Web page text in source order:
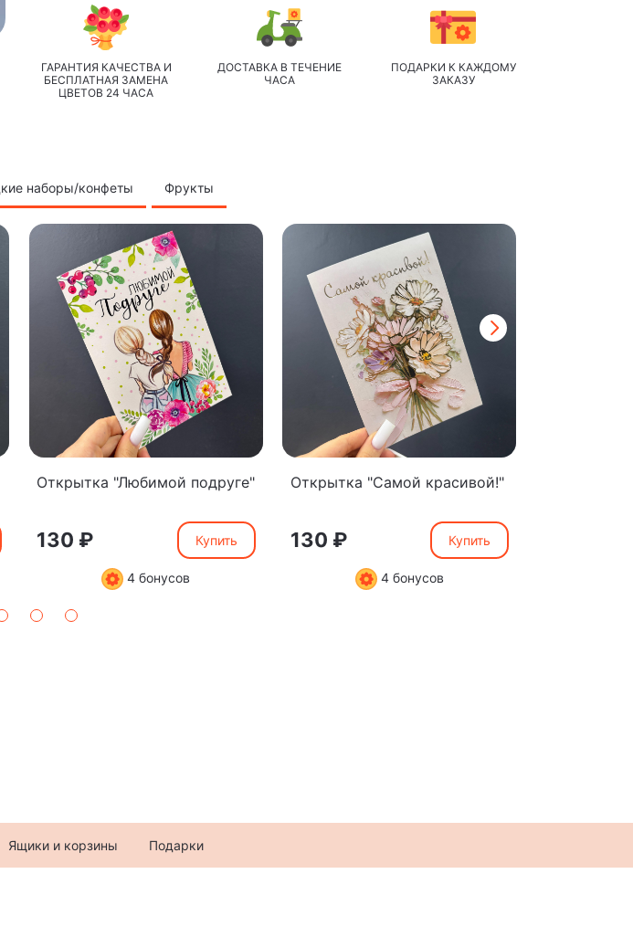
ГАРАНТИЯ КАЧЕСТВА И
БЕСПЛАТНАЯ ЗАМЕНА
ЦВЕТОВ 24 ЧАСА
ДОСТАВКА В ТЕЧЕНИЕ
ЧАСА
ПОДАРКИ К КАЖДОМУ
ЗАКАЗУ
наборы/конфеты Фрукты
Открытка "Любимой подруге"
130 ₽ Купить
4 бонусов
Открытка "Самой красивой!"
130 ₽ Купить
4 бонусов
Ящики и корзины Подарки